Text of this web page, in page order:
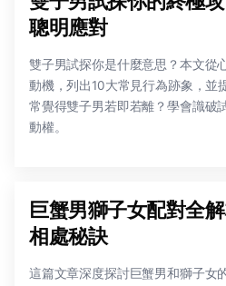
聰明應對
雙子男試探你是什麼意思？本文從
動機，列出10大常見行為跡象，並
常覺得雙子男若即若離？學會識破
動權。
巨蟹男獅子女配對全
相處秘訣
這篇文章深度探討巨蟹男和獅子女